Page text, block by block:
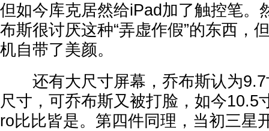
但如今库克居然给iPad加了触控笔。
布斯很讨厌这种“弄虚作假”的东西，
机自带了美颜。
还有大尺寸屏幕，乔布斯认为9.7
尺寸，可乔布斯又被打脸，如今10.5
ro比比皆是。第四件同理，当初三星